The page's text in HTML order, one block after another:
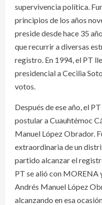
supervivencia política.
principios de los años
preside desde hace 35
que recurrir a diversas
registro. En 1994, el PT
presidencial a Cecilia
votos.
Después de ese año, el
postular a Cuauhtémoc
Manuel López Obrador.
extraordinaria de un
partido alcanzar el
PT se alió con MORENA
Andrés Manuel López
alcanzando en esa